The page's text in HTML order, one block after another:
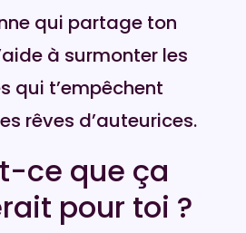
qui partage ton
à surmonter les
qui t’empêchent
rêves d’auteurices.
ce que ça
pour toi ?